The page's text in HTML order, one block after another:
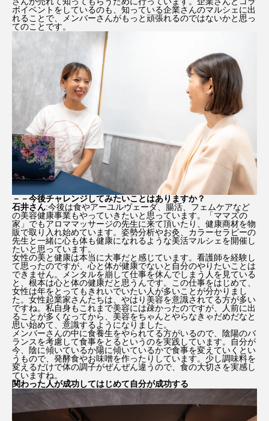
ボイベントをしているのも、知っている企業さんのマルシェに出
れることで、メンバーさんがもっと頑張れるのではないかと思っ
てのことです。
－－今後チャレンジしてみたいことはありますか？
石井さん:今後は食やアーユルヴェーダ、腸活、フェムケアなど
の美容健康事業もやっていきたいと思っています。「ママズの
家」でもアロママッサージの先生に来て頂いたり、健康商材を物
販で取り入れ始めています。姿勢分析やお灸、カラーセラピーの
先生と一緒に心も体も健康になれるような美活マルシェを開催し
たいと思っています。
女性の美と健康は本当に大事だと感じています。看護師を経験し
て思ったのですが、心と体が健康でないと自分のやりたいことは
できません。メンタルを崩して仕事を休んでしまう人を見ている
と、根本は心と体の健康だと思うんです。この仕事をはじめて、
女性は年をとってもきれいでいたい人が多いことが分かりまし
た。女性起業家さんたちは、やはり美容を意識されてる方が多い
ですね。私自身もこれまで美容には疎かったのですが、人前に出
ることが多くなってから、美容をちゃんとやらなきゃだめだなと
思い始めて、意識するようになりました。
メンバーさんの中に食養生をやられてる方がいるので、陰陽のバ
ランスを考慮して食事をとるというのを実践しています。自分が
今、陰に傾いているか陽に傾いているかで食事を変えていくとい
うもので、発酵食やお味噌を作ったりしています。少し調味料を
変えるだけで体の調子がぜんぜん違うので、食の大切さを実感し
ていますね。
関わった人が成功してはじめて自分が成功する